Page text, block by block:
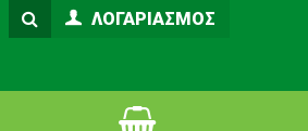
ΛΟΓΑΡΙΑΣΜΌΣ